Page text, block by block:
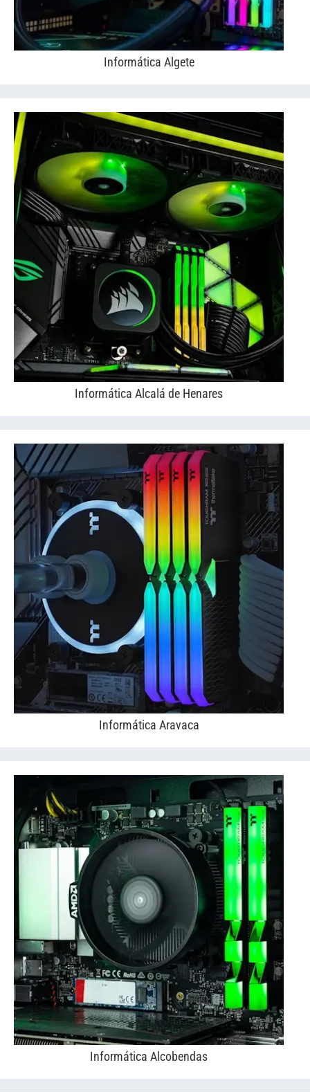
Informática Algete
Informática Alcalá de Henares
Informática Aravaca
Informática Alcobendas